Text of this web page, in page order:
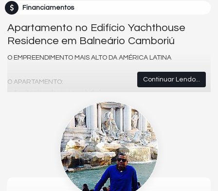
Financiamentos
Apartamento no Edifício Yachthouse
Residence em Balneário Camboriú
O EMPREENDIMENTO MAIS ALTO DA AMÉRICA LATINA
O APARTAMENTO:
4 suítes (sendo uma com hidro)
Cozinha semi-integrada
Dependência de empregada com banheiro
3 vagas de garagem
Área privativa (m²) 257m²
Academia (319m²) toda mobiliada com a linha A da Life Fitness
Continuar Lendo...